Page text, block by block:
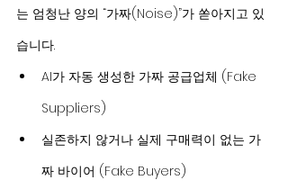
는 엄청난 양의 “가짜(Noise)”가 쏟아지고 있
습니다.
AI가 자동 생성한 가짜 공급업체 (Fake
Suppliers)
실존하지 않거나 실제 구매력이 없는 가
짜 바이어 (Fake Buyers)